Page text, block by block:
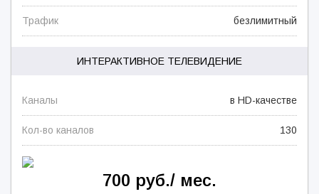
Трафик безлимитный
ИНТЕРАКТИВНОЕ ТЕЛЕВИДЕНИЕ
Каналы в HD-качестве
Кол-во каналов 130
700 руб./ мес.